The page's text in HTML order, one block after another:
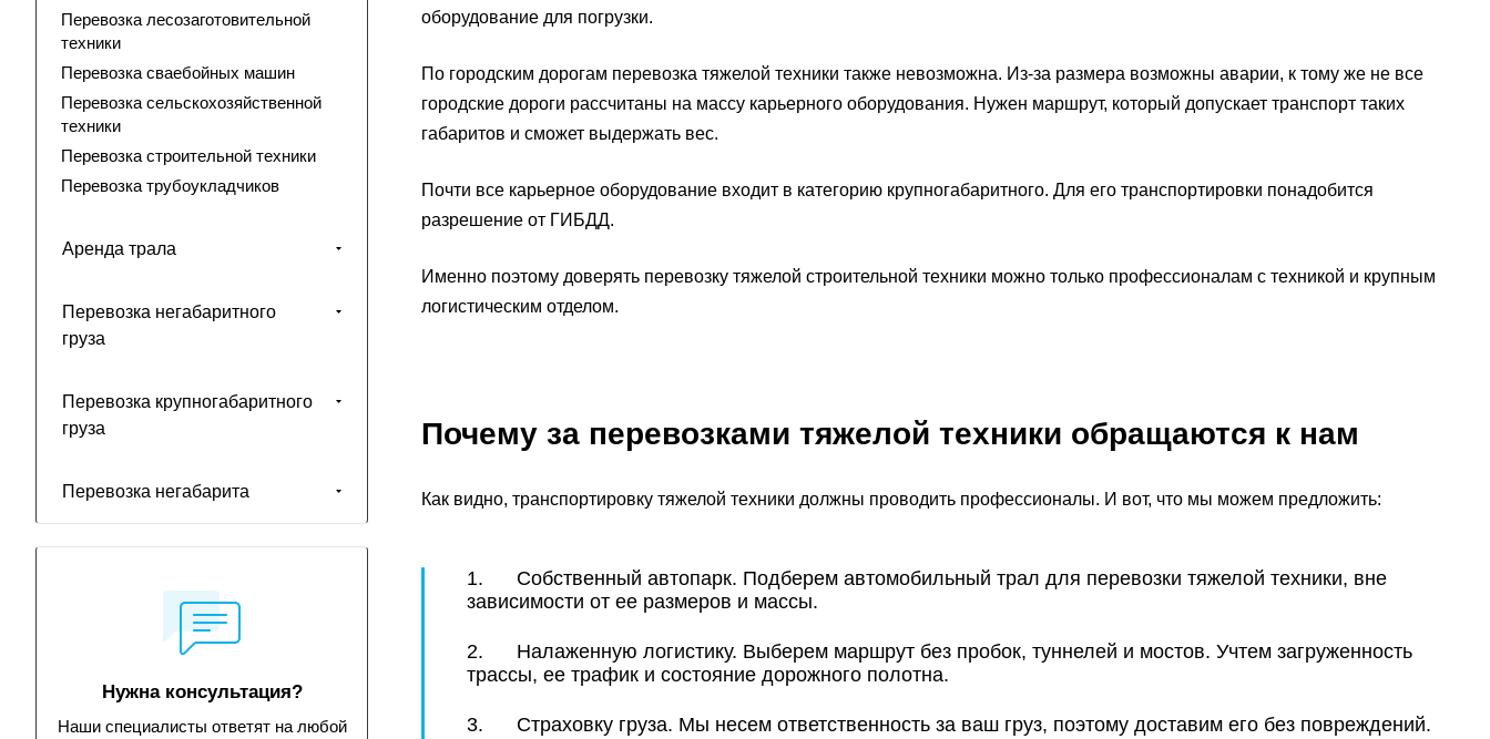
оборудование для погрузки.
По городским дорогам перевозка тяжелой техники также невозможна. Из-за размера возможны аварии, к тому же не все
городские дороги рассчитаны на массу карьерного оборудования. Нужен маршрут, который допускает транспорт таких
габаритов и сможет выдержать вес.
Почти все карьерное оборудование входит в категорию крупногабаритного. Для его транспортировки понадобится
разрешение от ГИБДД.
Именно поэтому доверять перевозку тяжелой строительной техники можно только профессионалам с техникой и крупным
логистическим отделом.
Почему за перевозками тяжелой техники обращаются к нам
Как видно, транспортировку тяжелой техники должны проводить профессионалы. И вот, что мы можем предложить:
1. Собственный автопарк. Подберем автомобильный трал для перевозки тяжелой техники, вне
зависимости от ее размеров и массы.
2. Налаженную логистику. Выберем маршрут без пробок, туннелей и мостов. Учтем загруженность
трассы, ее трафик и состояние дорожного полотна.
3. Страховку груза. Мы несем ответственность за ваш груз, поэтому доставим его без повреждений.
Перевозка лесозаготовительной
техники
Перевозка сваебойных машин
Перевозка сельскохозяйственной
техники
Перевозка строительной техники
Перевозка трубоукладчиков
Аренда трала
Перевозка негабаритного
груза
Перевозка крупногабаритного
груза
Перевозка негабарита
Нужна консультация?
Наши специалисты ответят на любой